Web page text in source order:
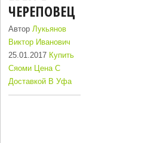
ЧЕРЕПОВЕЦ
АвторЛукьянов
Виктор Иванович
25.01.2017 Купить
Сяоми Цена С
Доставкой В Уфа